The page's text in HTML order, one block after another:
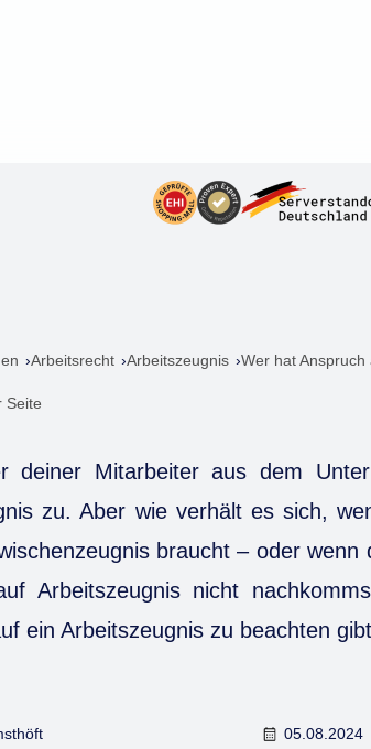
Arbeitsrecht Arbeitszeugnis Wer hat
Seite
deiner Mitarbeiter aus dem
zu. Aber wie verhält es sich,
braucht – oder
Arbeitszeugnis nicht
ein Arbeitszeugnis zu beachten
05.08.2024